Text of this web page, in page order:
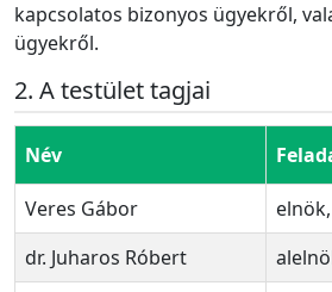
kapcsolatos bizonyos ügyekről,
ügyekről.
A testület tagjai
Név
Veres Gábor
dr. Juharos Róbert